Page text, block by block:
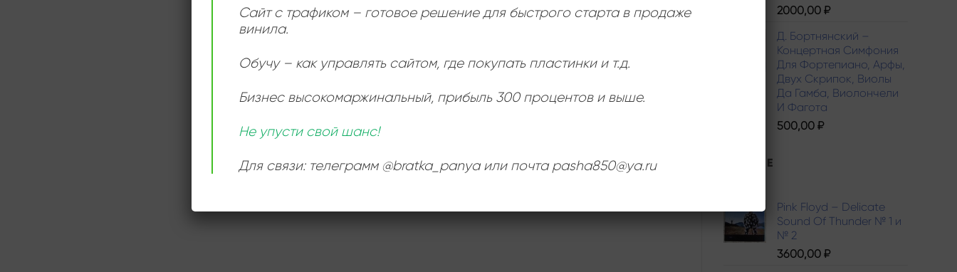
2000,00 ₽
Д. Бортнянский –
Концертная Симфония
Для Фортепиано, Арфы,
Двух Скрипок, Виолы
Да Гамба, Виолончели
И Фагота
500,00 ₽
ЛУЧШИЕ
Pink Floyd – Delicate
Sound Of Thunder № 1 и
№ 2
3600,00 ₽
Сайт с трафиком – готовое решение для быстрого старта в продаже
винила.
Обучу – как управлять сайтом, где покупать пластинки и т.д.
Бизнес высокомаржинальный, прибыль 300 процентов и выше.
Не упусти свой шанс!
Для связи: телеграмм @bratka_panya или почта pasha850@ya.ru